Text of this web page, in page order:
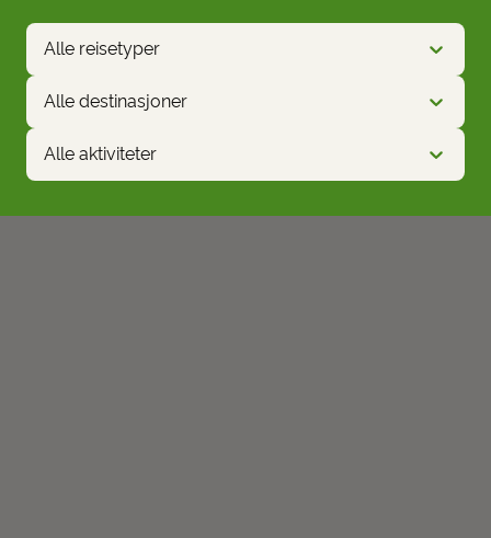
Alle reisetyper
Alle destinasjoner
Alle aktiviteter